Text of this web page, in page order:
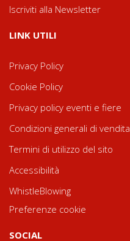
Iscriviti alla Newsletter
LINK UTILI
Privacy Policy
Cookie Policy
Privacy policy eventi e fiere
Condizioni generali di vendita
Termini di utilizzo del sito
Accessibilità
WhistleBlowing
Preferenze cookie
SOCIAL